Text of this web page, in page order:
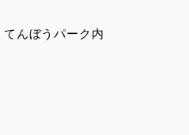
んぼうパーク内